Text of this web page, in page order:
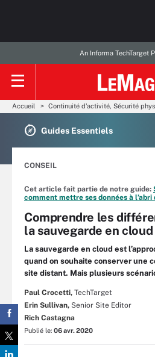
An Informa TechTarget
Accueil Continuité d’activité, Sécurité
Guides Essentiels
CONSEIL
Cet article fait partie de notre guide:
comment mettre ses données à l’abri
Comprendre les
la sauvegarde en cloud
La sauvegarde en cloud est
quand on souhaite conserver une
site distant. Mais plusieurs
Paul Crocetti, TechTarget
Erin Sullivan, Senior Site Editor
Rich Castagna
Publié le: 06 avr. 2020